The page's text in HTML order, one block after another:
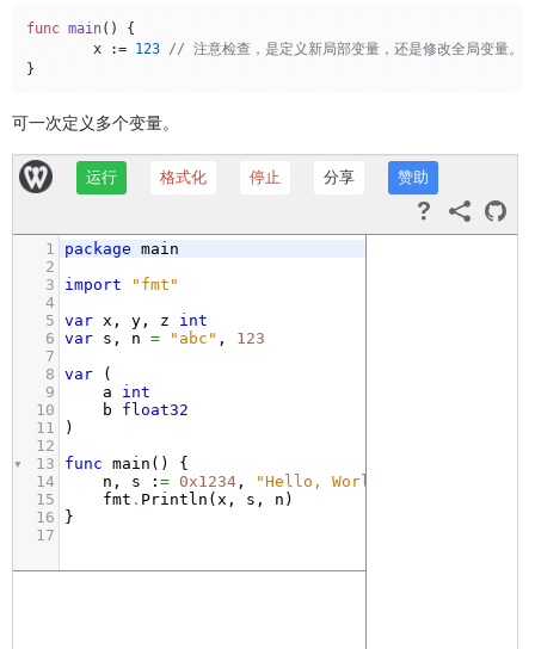
func main()
{
	x :=
123 // 注意检查，是定义新局部变量，还是修改全局变量。
可一次定义多个变量。